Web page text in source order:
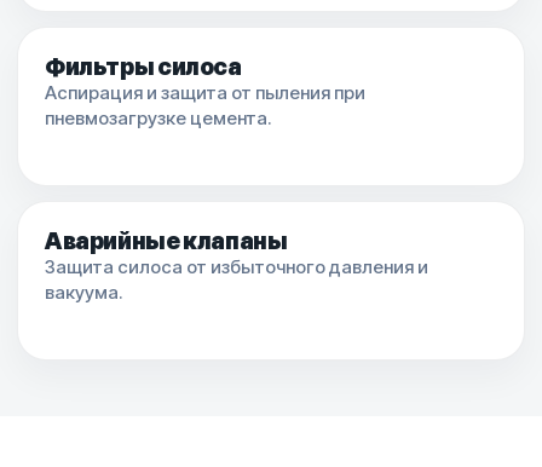
Фильтры силоса
Аспирация и защита от пыления при
пневмозагрузке цемента.
Аварийные клапаны
Защита силоса от избыточного давления и
вакуума.